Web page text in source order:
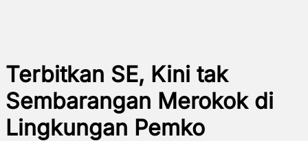
Terbitkan SE, Kini tak
Sembarangan Merokok di
Lingkungan Pemko